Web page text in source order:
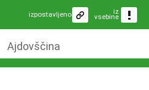
iz
vsebine
izpostavljeno
Ajdovščina